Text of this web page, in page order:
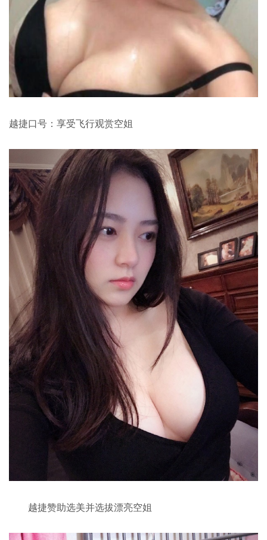
越捷口号：享受飞行观赏空姐
越捷赞助选美并选拔漂亮空姐